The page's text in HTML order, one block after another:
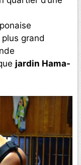
plus grand
jardin Hama-